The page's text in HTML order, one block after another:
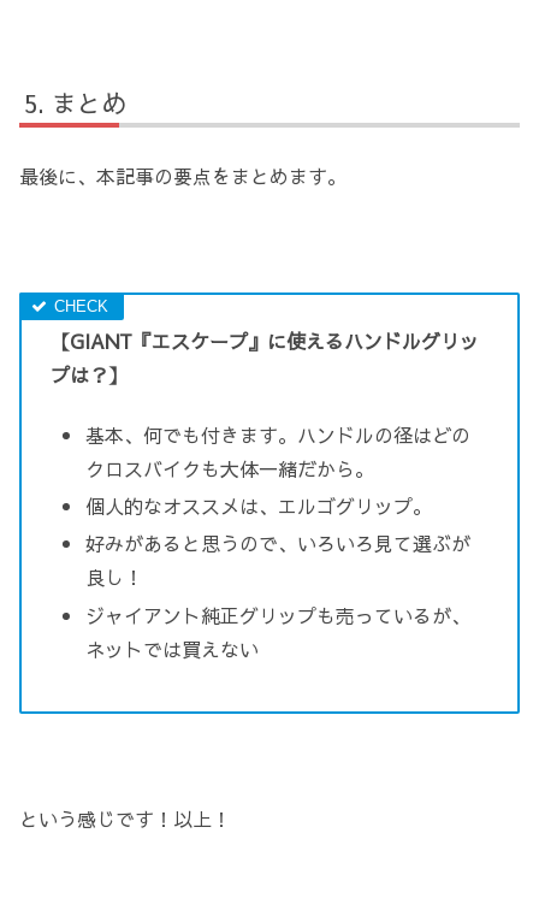
まとめ
最後に、本記事の要点をまとめます。
【GIANT『エスケープ』に使えるハンドルグリッ
プは？】
基本、何でも付きます。ハンドルの径はどの
クロスバイクも大体一緒だから。
個人的なオススメは、エルゴグリップ。
好みがあると思うので、いろいろ見て選ぶが
良し！
ジャイアント純正グリップも売っているが、
ネットでは買えない
という感じです！以上！